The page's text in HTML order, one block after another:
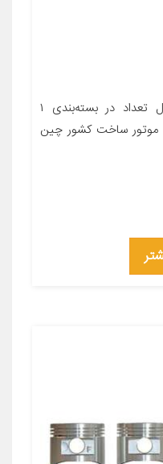
معرفی محصول جزئیات محصول تعداد در بسته‌بندی ۱
موتور ساخت کشور چین